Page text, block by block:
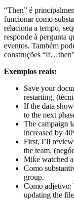
“Then” é
funcionar como
relaciona a tempo,
responde à pergunta
eventos. Também
construções
Exemplos reais:
Save your
restarting.
If the data
to the next
The campaign
increased by
First, I’ll
the team.
Mike watched
Como
group.
Como adjetivo:
updating the